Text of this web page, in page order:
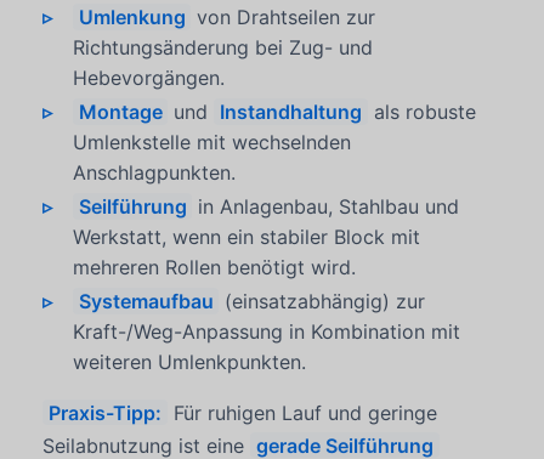
Umlenkung von Drahtseilen zur
Richtungsänderung bei Zug- und
Hebevorgängen.
Montage und Instandhaltung als robuste
Umlenkstelle mit wechselnden
Anschlagpunkten.
Seilführung in Anlagenbau, Stahlbau und
Werkstatt, wenn ein stabiler Block mit
mehreren Rollen benötigt wird.
Systemaufbau (einsatzabhängig) zur
Kraft-/Weg-Anpassung in Kombination mit
weiteren Umlenkpunkten.
Praxis-Tipp: Für ruhigen Lauf und geringe
Seilabnutzung ist eine gerade Seilführung